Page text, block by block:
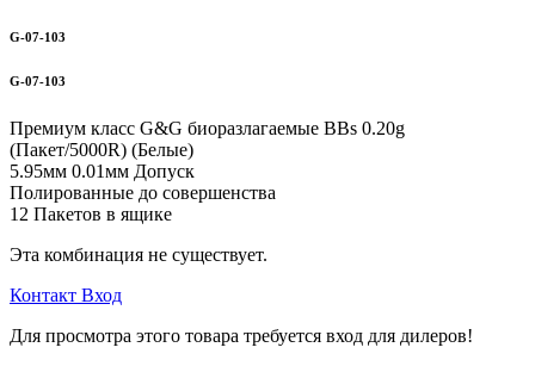
G-07-103
G-07-103
Премиум класс G&G биоразлагаемые BBs 0.20g
(Пакет/5000R) (Белые)
5.95мм 0.01мм Допуск
Полированные до совершенства
12 Пакетов в ящике
Эта комбинация не существует.
Контакт Вход
Для просмотра этого товара требуется вход для дилеров!